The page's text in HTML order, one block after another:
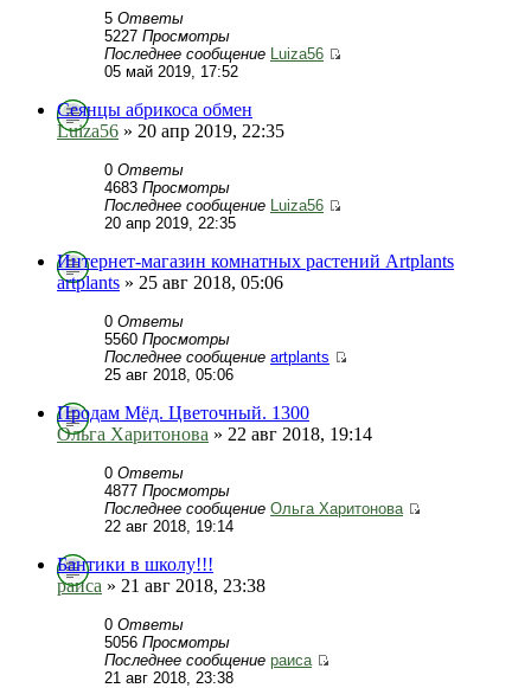
5 Ответы
5227 Просмотры
Последнее сообщение Luiza56
05 май 2019, 17:52
Сеянцы абрикоса обмен
Luiza56 » 20 апр 2019, 22:35
0 Ответы
4683 Просмотры
Последнее сообщение Luiza56
20 апр 2019, 22:35
Интернет-магазин комнатных растений Artplants
artplants » 25 авг 2018, 05:06
0 Ответы
5560 Просмотры
Последнее сообщение artplants
25 авг 2018, 05:06
Продам Мёд. Цветочный. 1300
Ольга Харитонова » 22 авг 2018, 19:14
0 Ответы
4877 Просмотры
Последнее сообщение Ольга Харитонова
22 авг 2018, 19:14
Бантики в школу!!!
раиса » 21 авг 2018, 23:38
0 Ответы
5056 Просмотры
Последнее сообщение раиса
21 авг 2018, 23:38